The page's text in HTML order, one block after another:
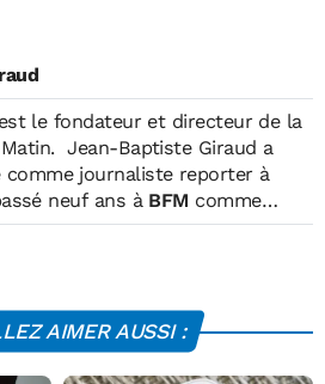
est le fondateur et directeur de la
Giraud a
comme journaliste reporter à
neuf ans à BFM comme
et intervieweur. En
journaliste pour
En 2004, il fonde Economie
hebdomadaire économique
une diffusion de 600.000
AIMER AUSSI :